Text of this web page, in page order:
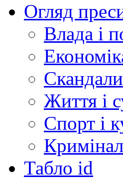
Огляд
Влада і
Скандали
Життя і
Спорт і
Кримінал
Табло id